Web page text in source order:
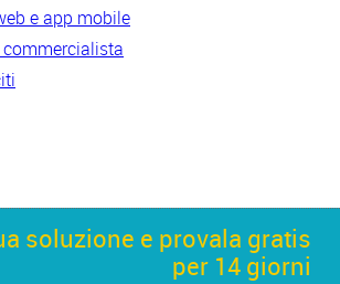
e app mobile
soluzione e provala gratis
per 14 giorni